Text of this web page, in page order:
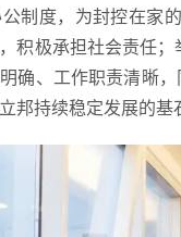
制度，为封控在家
积极承担社会责任
确、工作职责清晰
邦持续稳定发展的基